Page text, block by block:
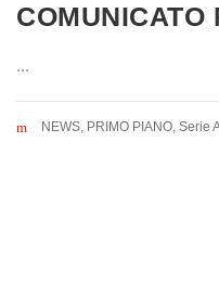
COMUNICATO
...
NEWS, PRIMO PIANO, Serie